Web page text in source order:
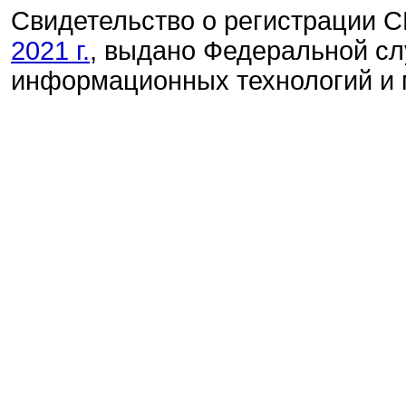
Свидетельство о регистрации
2021 г., выдано Федеральной
информационных технологий